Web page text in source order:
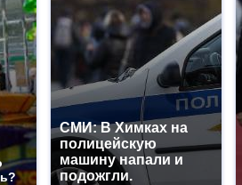
СМИ: В Химках на
полицейскую
машину напали и
подожгли.